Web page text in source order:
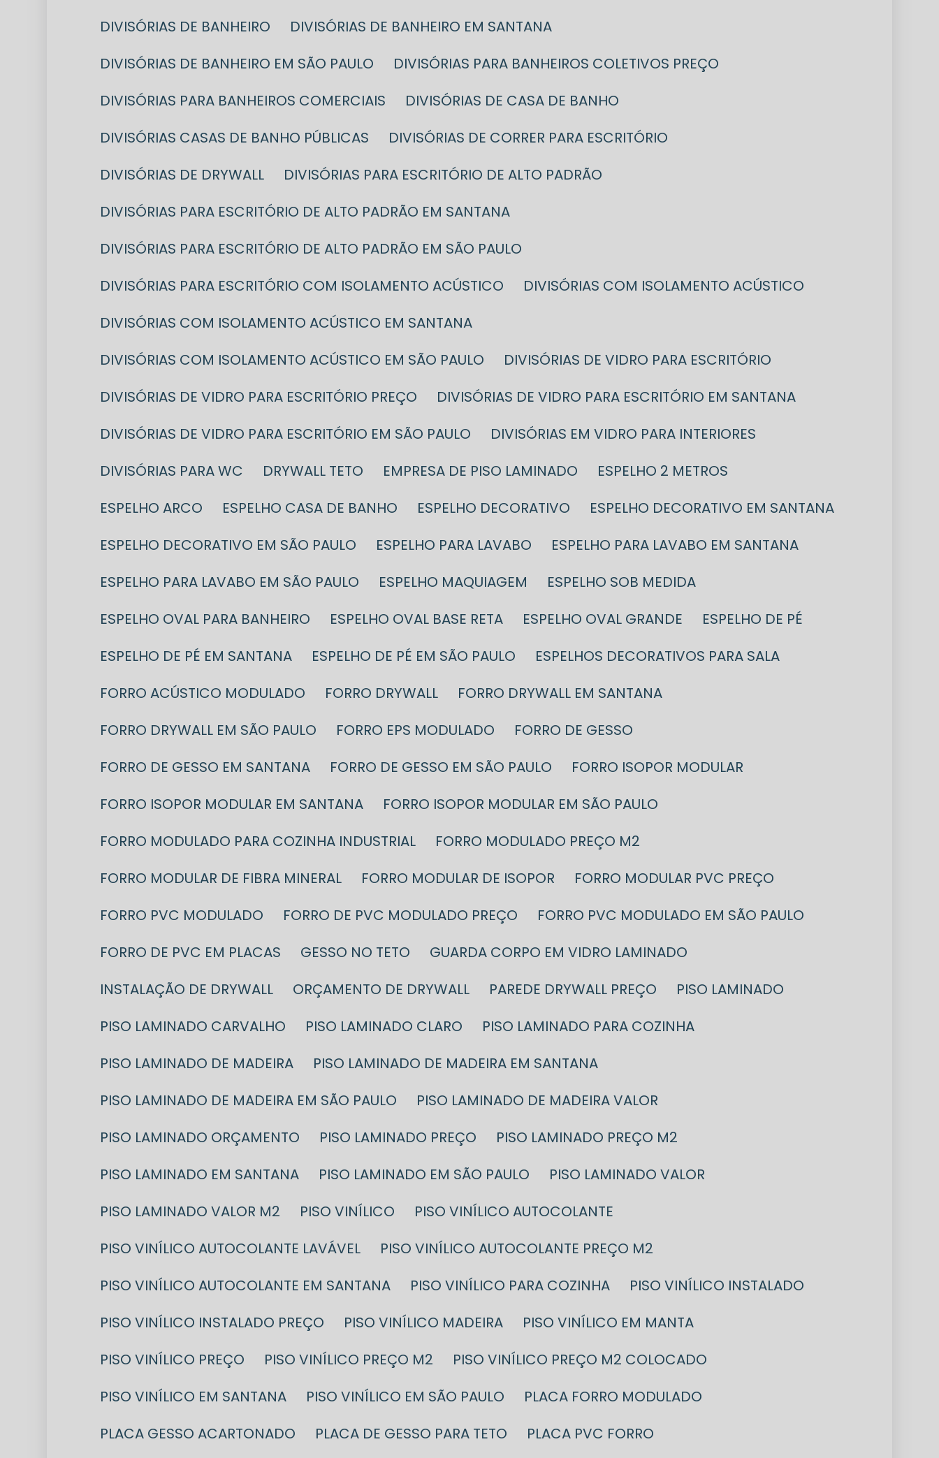
DIVISÓRIAS DE BANHEIRO
DIVISÓRIAS DE BANHEIRO EM SANTANA
DIVISÓRIAS DE BANHEIRO EM SÃO PAULO
DIVISÓRIAS PARA BANHEIROS COLETIVOS PREÇO
DIVISÓRIAS PARA BANHEIROS COMERCIAIS
DIVISÓRIAS DE CASA DE BANHO
DIVISÓRIAS CASAS DE BANHO PÚBLICAS
DIVISÓRIAS DE CORRER PARA ESCRITÓRIO
DIVISÓRIAS DE DRYWALL
DIVISÓRIAS PARA ESCRITÓRIO DE ALTO PADRÃO
DIVISÓRIAS PARA ESCRITÓRIO DE ALTO PADRÃO EM SANTANA
DIVISÓRIAS PARA ESCRITÓRIO DE ALTO PADRÃO EM SÃO PAULO
DIVISÓRIAS PARA ESCRITÓRIO COM ISOLAMENTO ACÚSTICO
DIVISÓRIAS COM ISOLAMENTO ACÚSTICO
DIVISÓRIAS COM ISOLAMENTO ACÚSTICO EM SANTANA
DIVISÓRIAS COM ISOLAMENTO ACÚSTICO EM SÃO PAULO
DIVISÓRIAS DE VIDRO PARA ESCRITÓRIO
DIVISÓRIAS DE VIDRO PARA ESCRITÓRIO PREÇO
DIVISÓRIAS DE VIDRO PARA ESCRITÓRIO EM SANTANA
DIVISÓRIAS DE VIDRO PARA ESCRITÓRIO EM SÃO PAULO
DIVISÓRIAS EM VIDRO PARA INTERIORES
DIVISÓRIAS PARA WC
DRYWALL TETO EMPRESA DE PISO LAMINADO
ESPELHO 2 METROS
ESPELHO ARCO
ESPELHO CASA DE BANHO ESPELHO DECORATIVO
ESPELHO DECORATIVO EM SANTANA
ESPELHO DECORATIVO EM SÃO PAULO
ESPELHO PARA LAVABO
ESPELHO PARA LAVABO EM SANTANA
ESPELHO PARA LAVABO EM SÃO PAULO
ESPELHO MAQUIAGEM
ESPELHO SOB MEDIDA
ESPELHO OVAL PARA BANHEIRO
ESPELHO OVAL BASE RETA ESPELHO OVAL GRANDE
ESPELHO DE PÉ
ESPELHO DE PÉ EM SANTANA
ESPELHO DE PÉ EM SÃO PAULO
ESPELHOS DECORATIVOS PARA SALA
FORRO ACÚSTICO MODULADO
FORRO DRYWALL
FORRO DRYWALL EM SANTANA
FORRO DRYWALL EM SÃO PAULO
FORRO EPS MODULADO
FORRO DE GESSO
FORRO DE GESSO EM SANTANA
FORRO DE GESSO EM SÃO PAULO
FORRO ISOPOR MODULAR
FORRO ISOPOR MODULAR EM SANTANA
FORRO ISOPOR MODULAR EM SÃO PAULO
FORRO MODULADO PARA COZINHA INDUSTRIAL
FORRO MODULADO PREÇO M2
FORRO MODULAR DE FIBRA MINERAL
FORRO MODULAR DE ISOPOR
FORRO MODULAR PVC PREÇO
FORRO PVC MODULADO
FORRO DE PVC MODULADO PREÇO
FORRO PVC MODULADO EM SÃO PAULO
FORRO DE PVC EM PLACAS
GESSO NO TETO
GUARDA CORPO EM VIDRO LAMINADO
INSTALAÇÃO DE DRYWALL
ORÇAMENTO DE DRYWALL PAREDE DRYWALL PREÇO
PISO LAMINADO
PISO LAMINADO CARVALHO
PISO LAMINADO CLARO
PISO LAMINADO PARA COZINHA
PISO LAMINADO DE MADEIRA
PISO LAMINADO DE MADEIRA EM SANTANA
PISO LAMINADO DE MADEIRA EM SÃO PAULO
PISO LAMINADO DE MADEIRA VALOR
PISO LAMINADO ORÇAMENTO
PISO LAMINADO PREÇO
PISO LAMINADO PREÇO M2
PISO LAMINADO EM SANTANA
PISO LAMINADO EM SÃO PAULO
PISO LAMINADO VALOR
PISO LAMINADO VALOR M2
PISO VINÍLICO
PISO VINÍLICO AUTOCOLANTE
PISO VINÍLICO AUTOCOLANTE LAVÁVEL
PISO VINÍLICO AUTOCOLANTE PREÇO M2
PISO VINÍLICO AUTOCOLANTE EM SANTANA
PISO VINÍLICO PARA COZINHA
PISO VINÍLICO INSTALADO
PISO VINÍLICO INSTALADO PREÇO
PISO VINÍLICO MADEIRA
PISO VINÍLICO EM MANTA
PISO VINÍLICO PREÇO
PISO VINÍLICO PREÇO M2
PISO VINÍLICO PREÇO M2 COLOCADO
PISO VINÍLICO EM SANTANA
PISO VINÍLICO EM SÃO PAULO
PLACA FORRO MODULADO
PLACA GESSO ACARTONADO
PLACA DE GESSO PARA TETO PLACA PVC FORRO